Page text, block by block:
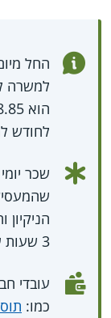
למשרה
לחודש
שכר
3 שעות עבודה גם אם עבד פחות שעות
עובדי
כמו: